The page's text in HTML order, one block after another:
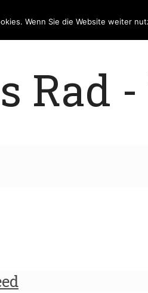
Rad
Wenn Sie die Website weiter